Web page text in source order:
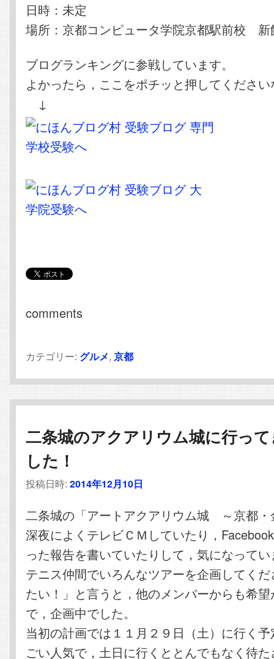
日時：未定
場所：京都コンピュータ学院京都駅前校 新
ブログランキングに参戦しています。
よかったら，ここをポチッと押してくださ
↓
comments
カテゴリー: グルメ,京都
二条城のアクアリウム城に行っ
した！
投稿日時:2014年12月10日
二条城の「アートアクアリウム城 ～京都・
深夜によくテレビＣＭしていたり，
った報告を書いていたりして，気になって
テニス仲間でいろんなツアーを企画してく
たい！」と言うと，他のメンバーからも希
で，企画中でした。
当初の計画では１１月２９日（土）に行く
ごい人気で，土日に行くととんでもなく待